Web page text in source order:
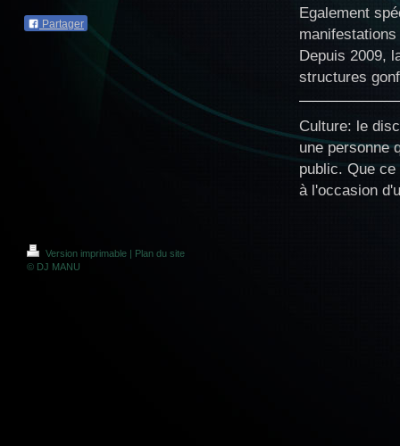
Partager
Egalement
Depuis 2009,
structures
Culture: le
une personne
public. Que
à l'occasion
Version imprimable | Plan du site
© DJ MANU